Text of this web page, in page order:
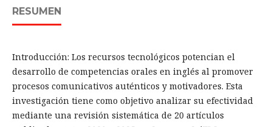
RESUMEN
Introducción: Los recursos tecnológicos potencian el
desarrollo de competencias orales en inglés al promover
procesos comunicativos auténticos y motivadores. Esta
investigación tiene como objetivo analizar su efectividad
mediante una revisión sistemática de 20 artículos